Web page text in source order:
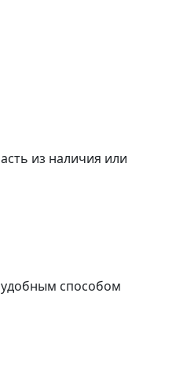
из наличия или
способом